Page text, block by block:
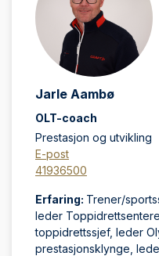
Jarle Aambø
OLT-coach
Prestasjon og utvikling
E-post
41936500
Erfaring: Trener/
leder
toppidrettssjef, leder
prestasjonsklynge,